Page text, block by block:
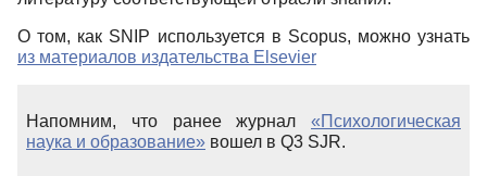
О том, как SNIP используется в Scopus, можно узнать
из материалов издательства Elsevier
Напомним, что ранее журнал «Психологическая
наука и образование» вошел в Q3 SJR.